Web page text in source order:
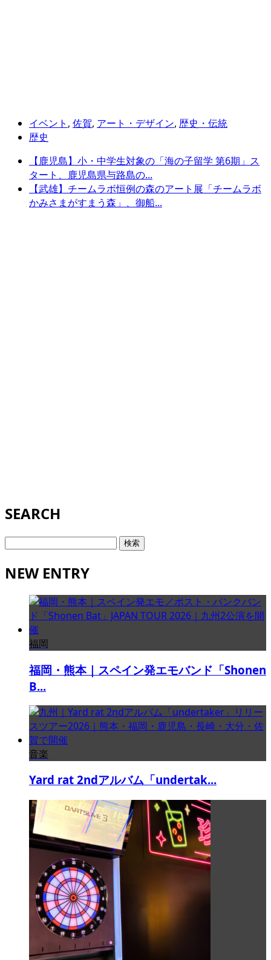
イベント , 佐賀, アート・デザイン, 歴史・伝統
歴史
【鹿児島】小・中学生対象の「海の子留学 第6期」ス
タート、鹿児島県与路島の...
【武雄】チームラボ恒例の森のアート展「チームラボ
かみさまがすまう森」、御船...
SEARCH
検
NEW ENTRY
福岡
福岡・熊本｜スペイン発エモバンド「Shonen
B...
音楽
Yard rat 2ndアルバム「undertak...